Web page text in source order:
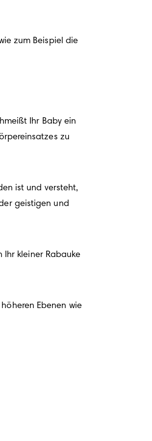
zum Beispiel die
Ihr Baby ein
zu
ist und versteht,
geistigen und
Ihr kleiner Rabauke
Ebenen wie